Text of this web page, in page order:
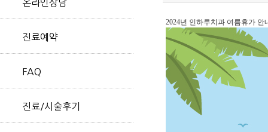
온라인상담
진료예약
FAQ
진료/시술후기
2024년 인하루치과 여름휴가 안